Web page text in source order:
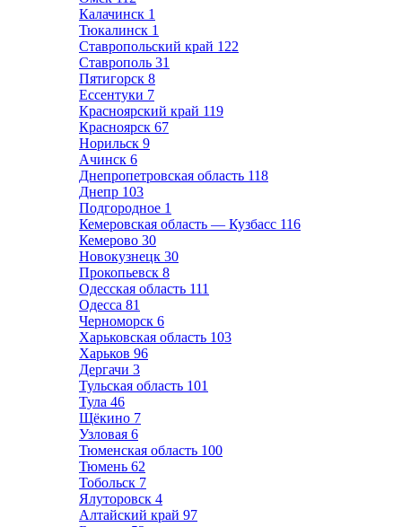
Калачинск 1
Тюкалинск 1
Ставропольский край 122
Ставрополь 31
Пятигорск 8
Ессентуки 7
Красноярский край 119
Красноярск 67
Норильск 9
Ачинск 6
Днепропетровская область 118
Днепр 103
Подгородное 1
Кемеровская область — Кузбасс 116
Кемерово 30
Новокузнецк 30
Прокопьевск 8
Одесская область 111
Одесса 81
Черноморск 6
Харьковская область 103
Харьков 96
Дергачи 3
Тульская область 101
Тула 46
Щёкино 7
Узловая 6
Тюменская область 100
Тюмень 62
Тобольск 7
Ялуторовск 4
Алтайский край 97